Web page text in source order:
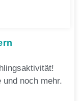
noch mehr.